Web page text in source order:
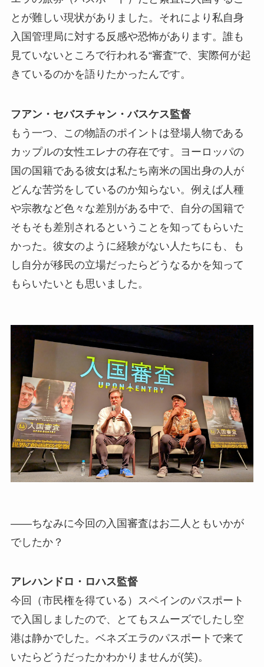
とが難しい現状がありました。それにより私自身
入国管理局に対する反感や恐怖があります。誰も
見ていないところで行われる“審査”で、実際何が起
きているのかを語りたかったんです。
フアン・セバスチャン・バスケス監督
もう一つ、この物語のポイントは登場人物である
カップルの女性エレナの存在です。ヨーロッパの
国の国籍である彼女は私たち南米の国出身の人が
どんな苦労をしているのか知らない。例えば人種
や宗教など色々な差別がある中で、自分の国籍で
そもそも差別されるということを知ってもらいた
かった。彼女のように経験がない人たちにも、も
し自分が移民の立場だったらどうなるかを知って
もらいたいとも思いました。
――ちなみに今回の入国審査はお二人ともいかが
でしたか？
アレハンドロ・ロハス監督
今回（市民権を得ている）スペインのパスポート
で入国しましたので、とてもスムーズでしたし空
港は静かでした。ベネズエラのパスポートで来て
いたらどうだったかわかりませんが(笑)。